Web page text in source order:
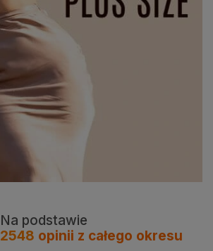
Na podstawie
2548 opinii z całego okresu